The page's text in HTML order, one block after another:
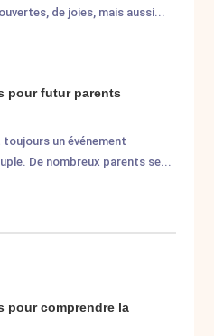
de joies, mais aussi...
pour futur parents
toujours un événement
De nombreux parents se...
pour comprendre la